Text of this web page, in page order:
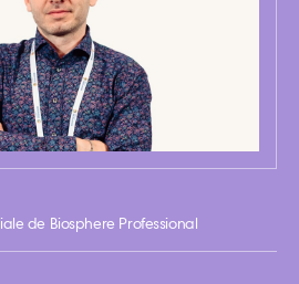
de Biosphere Professional